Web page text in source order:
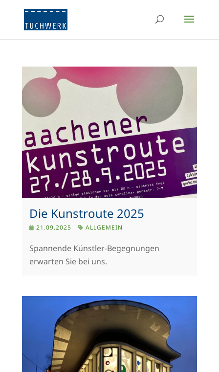
Die Kunstroute 2025
21.09.2025 ALLGEMEIN
Spannende Künstler-Begegnungen
erwarten Sie bei uns.